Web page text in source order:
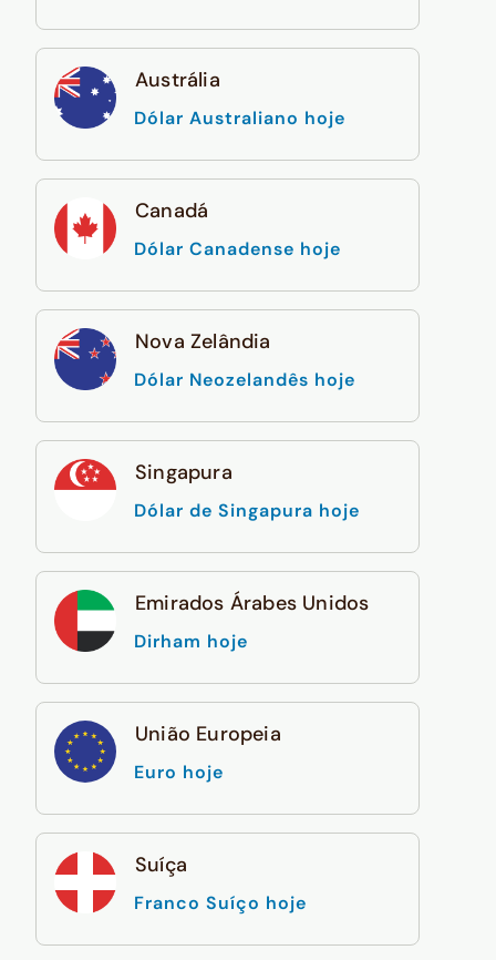
Austrália
Dólar Australiano hoje
Canadá
Dólar Canadense hoje
Nova Zelândia
Dólar Neozelandês hoje
Singapura
Dólar de Singapura hoje
Emirados Árabes Unidos
Dirham hoje
União Europeia
Euro hoje
Suíça
Franco Suíço hoje